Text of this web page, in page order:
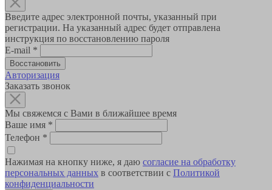
Введите адрес электронной почты, указанный при
регистрации. На указанный адрес будет отправлена
инструкция по восстановлению пароля
E-mail *
Авторизация
Заказать звонок
Мы свяжемся с Вами в ближайшее время
Ваше имя *
Телефон *
Нажимая на кнопку ниже, я даю согласие на обработку
персональных данных в соответствии с Политикой
конфиденциальности